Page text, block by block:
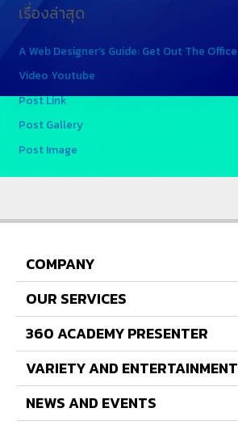
เรื่องล่าสุด
A Web Designer’s Guide: Get Out The Office
Video Youtube
Post Link
Post Gallery
Post Image
COMPANY
OUR SERVICES
360 ACADEMY PRESENTER
VARIETY AND ENTERTAINMENT
NEWS AND EVENTS